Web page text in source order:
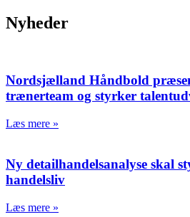
Nyheder
Nordsjælland Håndbold
trænerteam og styrker
Læs mere »
Ny detailhandelsanalyse skal
handelsliv
Læs mere »